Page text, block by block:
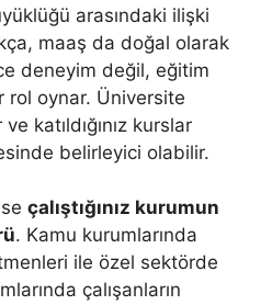
arasındaki ilişki
maaş da doğal olarak
deneyim değil, eğitim
rol oynar. Üniversite
katıldığınız kurslar
belirleyici olabilir.
çalıştığınız kurumun
. Kamu kurumlarında
ile özel sektörde
çalışanların